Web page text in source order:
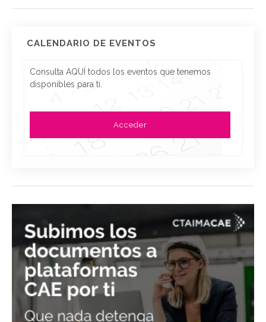
CALENDARIO DE EVENTOS
Consulta AQUÍ todos los eventos que tenemos
disponibles para ti.
Acceder